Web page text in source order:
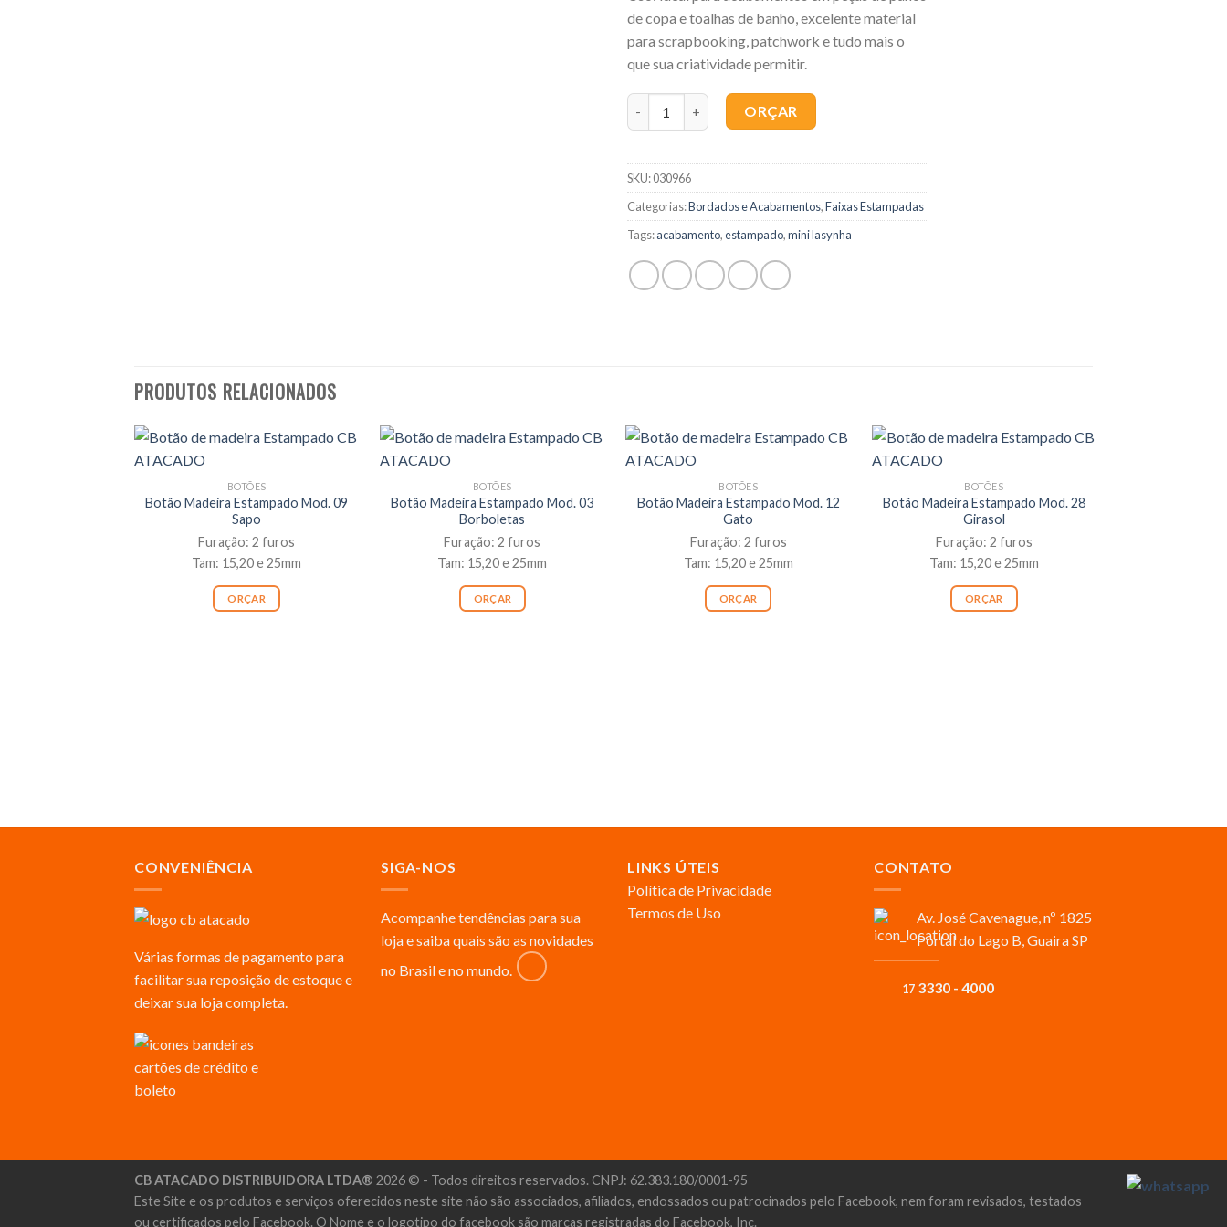
de copa e toalhas de banho, excelente material
para scrapbooking, patchwork e tudo mais o
que sua criatividade permitir.
ORÇAR
SKU:030966
Categorias:Bordados e Acabamentos,Faixas Estampadas
Tags:acabamento,estampado,mini lasynha
PRODUTOS RELACIONADOS
BOTÕES
Botão Madeira Estampado Mod. 09
Sapo
Furação: 2 furos
Tam: 15,20 e 25mm
ORÇAR
BOTÕES
Botão Madeira Estampado Mod. 03
Borboletas
Furação: 2 furos
Tam: 15,20 e 25mm
ORÇAR
BOTÕES
Botão Madeira Estampado Mod. 12
Gato
Furação: 2 furos
Tam: 15,20 e 25mm
ORÇAR
BOTÕES
Botão Madeira Estampado Mod. 28
Girasol
Furação: 2 furos
Tam: 15,20 e 25mm
ORÇAR
CONVENIÊNCIA
Várias formas de pagamento para
facilitar sua reposição de estoque e
deixar sua loja completa.
SIGA-NOS
Acompanhe tendências para sua
loja e saiba quais são as novidades
no Brasil e no mundo.
LINKS ÚTEIS
Política de Privacidade
Termos de Uso
CONTATO
Av. José Cavenague, nº 1825
Portal do Lago B, Guaira SP
17 3330 - 4000
CB ATACADO DISTRIBUIDORA LTDA® 2026 © - Todos direitos reservados. CNPJ: 62.383.180/0001-95
Este Site e os produtos e serviços oferecidos neste site não são associados, afiliados, endossados ou patrocinados pelo Facebook, nem foram revisados, testados
ou certificados pelo Facebook. O Nome e o logotipo do facebook são marcas registradas do Facebook, Inc.